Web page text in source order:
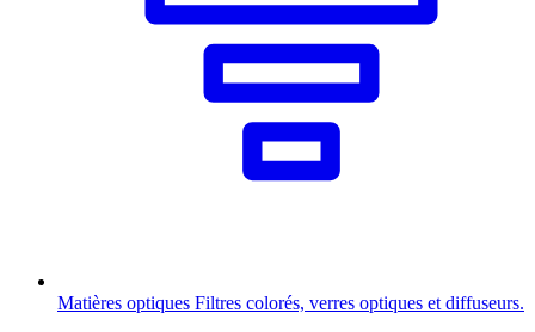
Matières optiques Filtres colorés, verres optiques et diffuseurs.